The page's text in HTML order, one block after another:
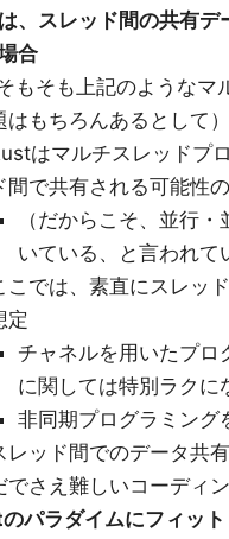
、スレッド間の共有
合
もそも上記のようなマ
はもちろんあるとして）
はマルチスレッドプ
間で共有される可能性
（だからこそ、並行
いている、と言われて
こでは、素直にスレッ
定
チャネルを用いたプロ
に関しては特別ラクに
非同期プログラミング
レッド間でのデータ共
でさえ難しいコーディ
パラダイムにフィッ